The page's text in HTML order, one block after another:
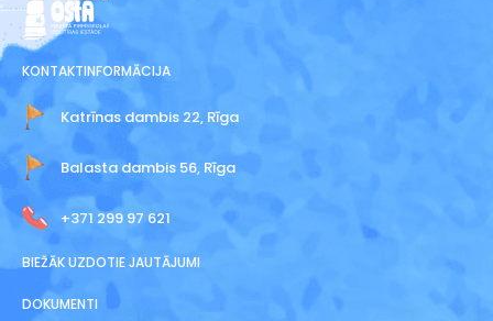
KONTAKTINFORMĀCIJA
Katrīnas dambis 22, Rīga
Balasta dambis 56, Rīga
+371 299 97 621
BIEŽĀK UZDOTIE JAUTĀJUMI
DOKUMENTI